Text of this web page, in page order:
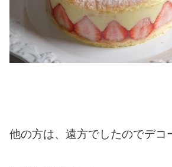
他の方は、遠方でしたのでデコ